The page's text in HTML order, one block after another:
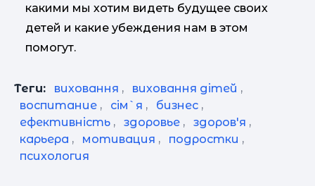
какими мы хотим видеть будущее своих
детей и какие убеждения нам в этом
помогут.
Теги: виховання , виховання дітей ,
воспитание , сім`я , бизнес ,
ефективність , здоровье , здоров'я ,
карьера , мотивация , подростки ,
психология